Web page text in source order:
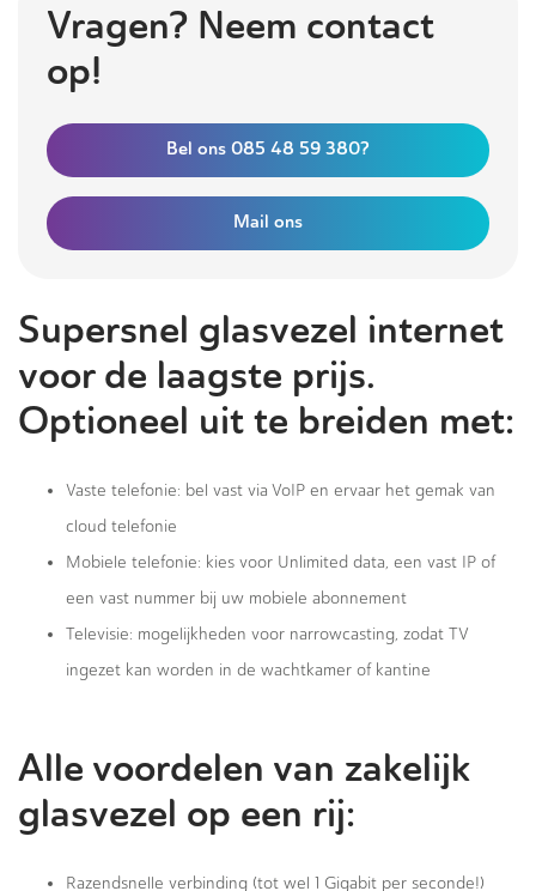
Vragen? Neem contact
op!
Bel ons 085 48 59 380?
Mail ons
Supersnel glasvezel internet
voor de laagste prijs.
Optioneel uit te breiden met:
Vaste telefonie: bel vast via VoIP en ervaar het gemak van
cloud telefonie
Mobiele telefonie: kies voor Unlimited data, een vast IP of
een vast nummer bij uw mobiele abonnement
Televisie: mogelijkheden voor narrowcasting, zodat TV
ingezet kan worden in de wachtkamer of kantine
Alle voordelen van zakelijk
glasvezel op een rij:
Razendsnelle verbinding (tot wel 1 Gigabit per seconde!)